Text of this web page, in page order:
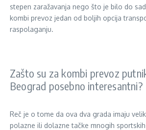
stepen zaražavanja nego što je bilo do
kombi prevoz jedan od boljih opcija
raspolaganju.
Zašto su za kombi prevoz
Beograd posebno interesantni?
Reč je o tome da ova dva grada imaju
polazne ili dolazne tačke mnogih sportskih